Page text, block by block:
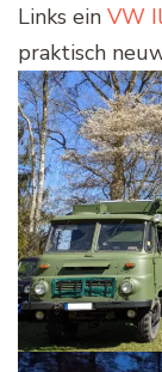
Links ein VW
praktisch